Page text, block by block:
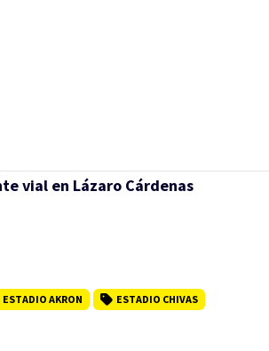
vial en Lázaro Cárdenas
ESTADIO AKRON ESTADIO CHIVAS